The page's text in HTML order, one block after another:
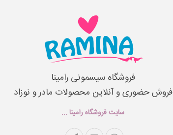
فروشگاه سیسمونی رامینا
فروش حضوری و آنلاین محصولات مادر و نوزاد
سایت فروشگاه رامینا ...